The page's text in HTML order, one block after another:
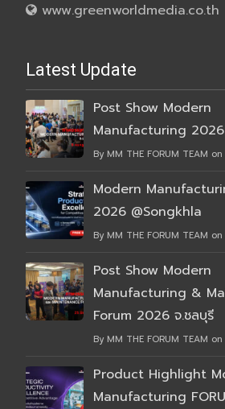
www.greenworldmedia.co.th
Latest Update
Post Show Modern
Manufacturing 2026
By MM THE FORUM TEAM
Modern
2026 @Songkhla
By MM THE FORUM TEAM
Post Show Modern
Manufacturing &
Forum 2026 จ.ชลบุรี
By MM THE FORUM TEAM
Product Highlight
Manufacturing